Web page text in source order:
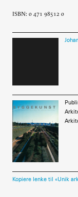
ISBN: 0 471 98512 0
Kopiere lenke til «Unik